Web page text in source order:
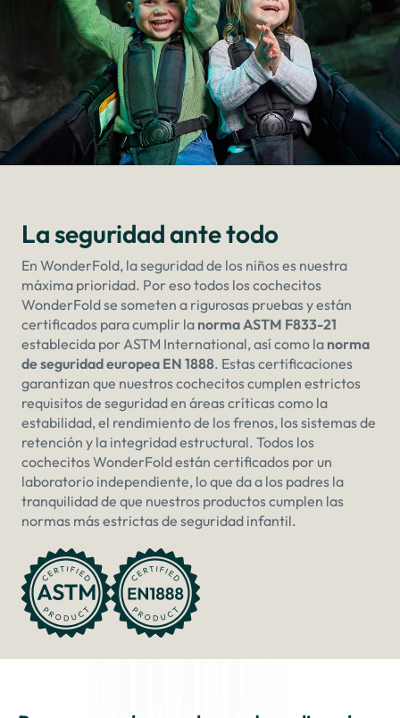
La seguridad ante todo
En WonderFold, la seguridad de los niños es nuestra
máxima prioridad. Por eso todos los cochecitos
WonderFold se someten a rigurosas pruebas y están
certificados para cumplir la norma ASTM F833-21
establecida por ASTM International, así como la norma
de seguridad europea EN 1888. Estas certificaciones
garantizan que nuestros cochecitos cumplen estrictos
requisitos de seguridad en áreas críticas como la
estabilidad, el rendimiento de los frenos, los sistemas de
retención y la integridad estructural. Todos los
cochecitos WonderFold están certificados por un
laboratorio independiente, lo que da a los padres la
tranquilidad de que nuestros productos cumplen las
normas más estrictas de seguridad infantil.